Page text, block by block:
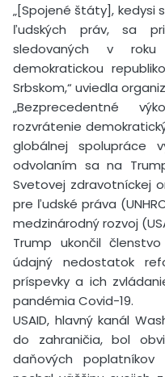
„[Spojené štáty], kedysi
ľudských práv, sa
sledovaných v
demokratickou
Srbskom,“ uviedla
„Bezprecedentné
rozvrátenie
globálnej spolupráce
odvolaním sa na
Svetovej zdravotníckej
pre ľudské práva
medzinárodný rozvoj
Trump ukončil
údajný nedostatok
príspevky a ich
pandémia Covid-19.
USAID, hlavný kanál
do zahraničia, bol
daňových